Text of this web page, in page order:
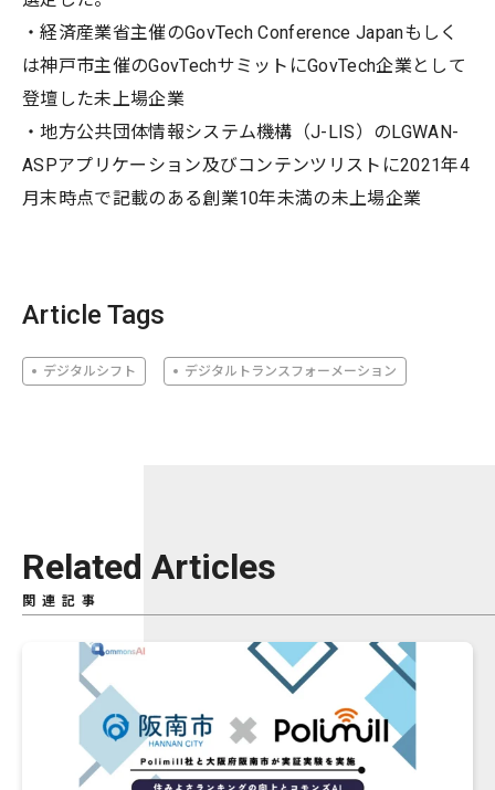
・経済産業省主催のGovTech Conference Japanもしく
は神戸市主催のGovTechサミットにGovTech企業として
登壇した未上場企業
・地方公共団体情報システム機構（J-LIS）のLGWAN-
ASPアプリケーション及びコンテンツリストに2021年4
月末時点で記載のある創業10年未満の未上場企業
Article Tags
デジタルシフト デジタルトランスフォーメーション
Related Articles
関連記事